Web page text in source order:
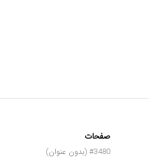
صفحات
#3480 (بدون عنوان)